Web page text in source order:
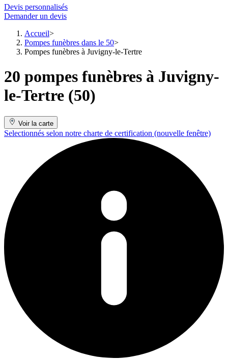
Devis personnalisés
Demander un devis
Accueil
Pompes funèbres dans le 50
Pompes funèbres à Juvigny-le-Tertre
20 pompes funèbres à Juvigny-
le-Tertre (50)
Voir la carte
Selectionnés selon notre charte de certification (nouvelle fenêtre)